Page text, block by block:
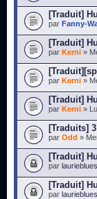
[Traduit]
par Fanny-
[Traduit]
par Kerni »
par Kerni »
[Traduit]
par Kerni »
[Traduits]
par Odd »
[Traduit]
par laurieblues
[Traduit]
par laurieblues